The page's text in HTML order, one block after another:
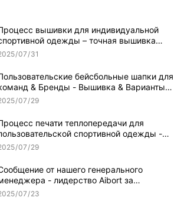
вышивки для индивидуальной
одежды – точная вышивка
| Мастерство фабрики AIBORT
07 31
бейсбольные шапки для
& Бренды - Вышивка & Варианты
| Коллекция Aibort Cap
07 29
печати теплопередачи для
спортивной одежды -
для резки | Aibort Production
07 29
от нашего генерального
- лидерство Aibort за
успехом спортивной
07 23